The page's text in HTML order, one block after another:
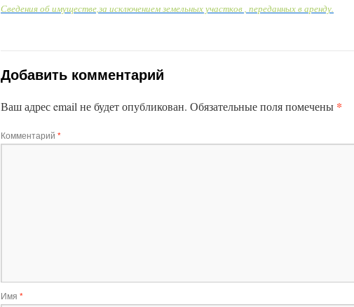
Сведения об имуществе,за исключением земельных участков , переданных в аренду.
Добавить комментарий
Ваш адрес email не будет опубликован. Обязательные поля помечены *
Комментарий *
Имя *